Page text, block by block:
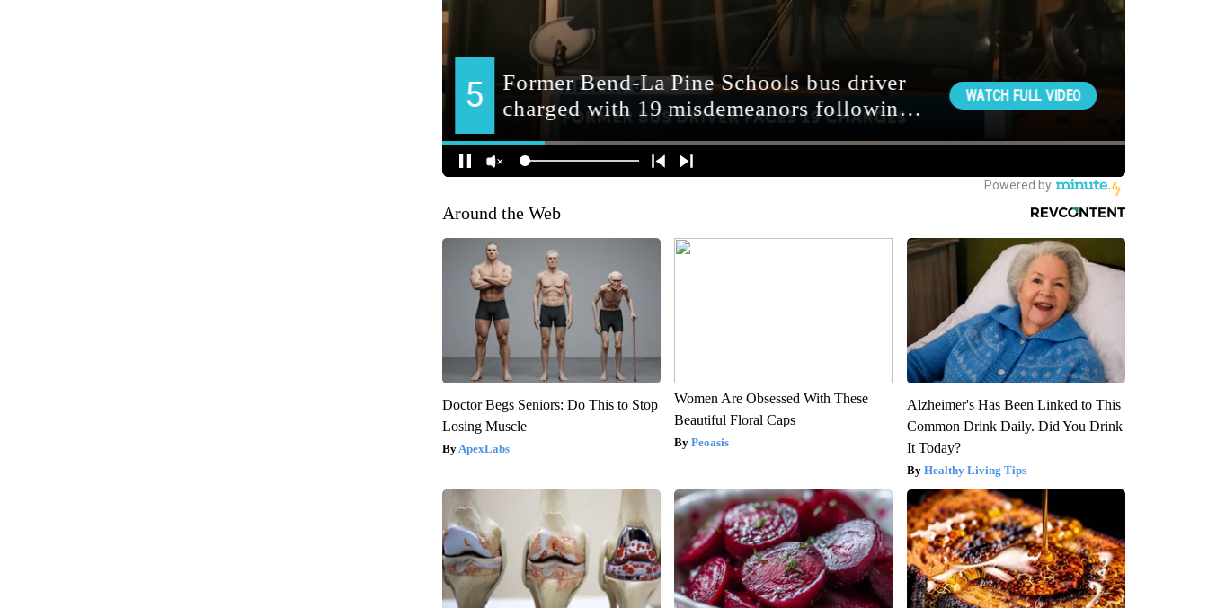
Around the Web
Doctor Begs Seniors: Do This to Stop
Losing Muscle
ApexLabs
Women Are Obsessed With These
Beautiful Floral Caps
Peoasis
Alzheimer's Has Been Linked to This
Common Drink Daily. Did You Drink
It Today?
Healthy Living Tips